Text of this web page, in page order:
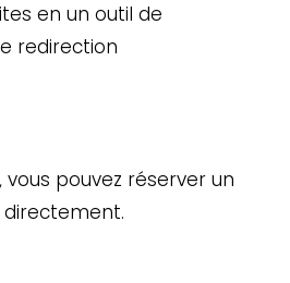
en un outil de
redirection
pouvez réserver un
directement.